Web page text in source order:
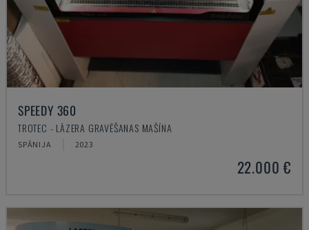
SPEEDY 360
TROTEC - LĀZERA GRAVĒŠANAS MAŠĪNA
SPĀNIJA 2023
22.000 €